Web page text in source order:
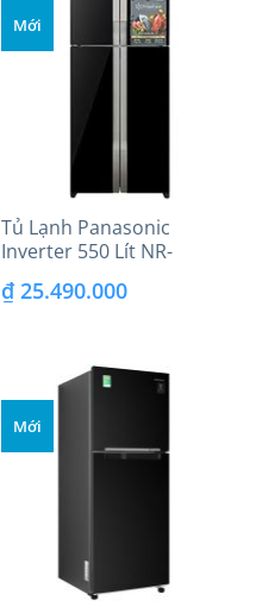
Mới
Tủ Lạnh Panasonic
Inverter 550 Lít NR-
₫25.490.000
Mới